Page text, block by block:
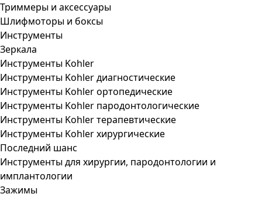
Триммеры и аксессуары
Шлифмоторы и боксы
Инструменты
Зеркала
Инструменты Kohler
Инструменты Kohler диагностические
Инструменты Kohler ортопедические
Инструменты Kohler пародонтологические
Инструменты Kohler терапевтические
Инструменты Kohler хирургические
Последний шанс
Инструменты для хирургии, пародонтологии и
имплантологии
Зажимы